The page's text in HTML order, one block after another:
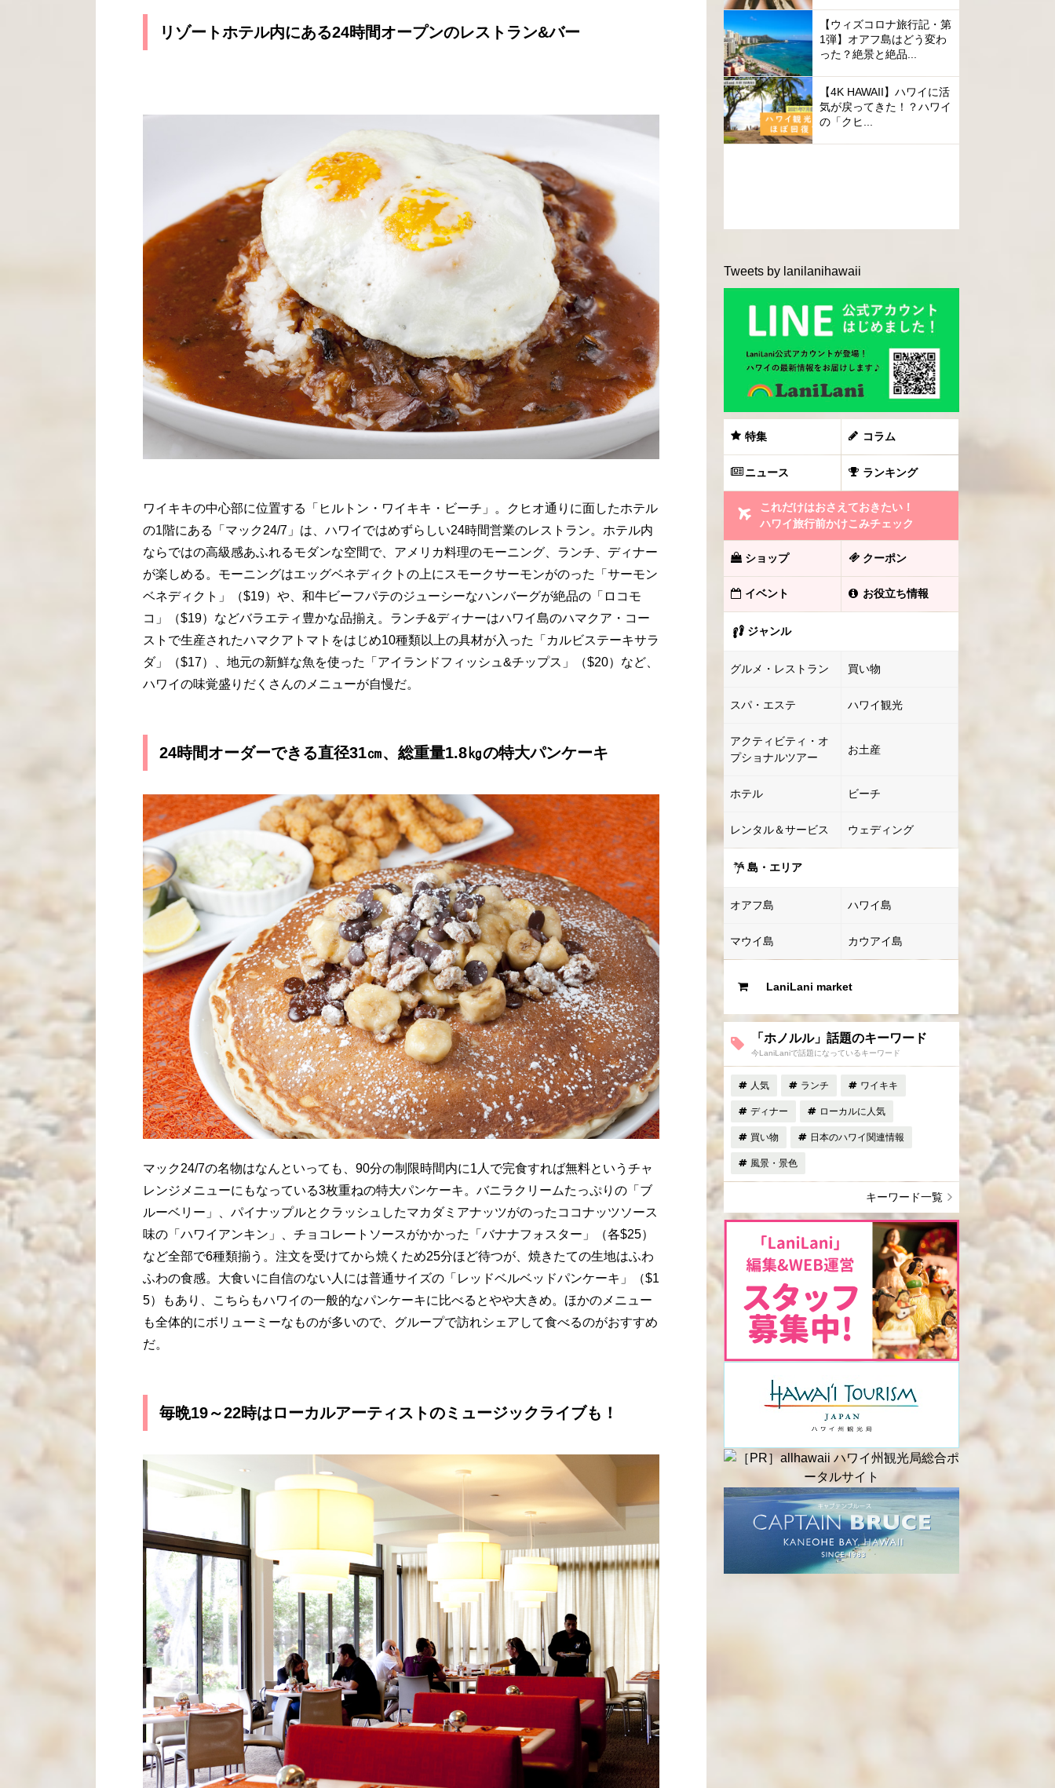
リゾートホテル内にある24時間オープンのレストラン&バー
ワイキキの中心部に位置する「ヒルトン・ワイキキ・ビーチ」。クヒオ通りに面したホテル
の1階にある「マック24/7」は、ハワイではめずらしい24時間営業のレストラン。ホテル内
ならではの高級感あふれるモダンな空間で、アメリカ料理のモーニング、ランチ、ディナー
が楽しめる。モーニングはエッグベネディクトの上にスモークサーモンがのった「サーモン
ベネディクト」（$19）や、和牛ビーフパテのジューシーなハンバーグが絶品の「ロコモ
コ」（$19）などバラエティ豊かな品揃え。ランチ&ディナーはハワイ島のハマクア・コー
ストで生産されたハマクアトマトをはじめ10種類以上の具材が入った「カルビステーキサラ
ダ」（$17）、地元の新鮮な魚を使った「アイランドフィッシュ&チップス」（$20）など、
ハワイの味覚盛りだくさんのメニューが自慢だ。
24時間オーダーできる直径31㎝、総重量1.8㎏の特大パンケーキ
マック24/7の名物はなんといっても、90分の制限時間内に1人で完食すれば無料というチャ
レンジメニューにもなっている3枚重ねの特大パンケーキ。バニラクリームたっぷりの「ブ
ルーベリー」、パイナップルとクラッシュしたマカダミアナッツがのったココナッツソース
味の「ハワイアンキン」、チョコレートソースがかかった「バナナフォスター」（各$25）
など全部で6種類揃う。注文を受けてから焼くため25分ほど待つが、焼きたての生地はふわ
ふわの食感。大食いに自信のない人には普通サイズの「レッドベルベッドパンケーキ」（$1
5）もあり、こちらもハワイの一般的なパンケーキに比べるとやや大きめ。ほかのメニュー
も全体的にボリューミーなものが多いので、グループで訪れシェアして食べるのがおすすめ
だ。
毎晩19～22時はローカルアーティストのミュージックライブも！
【ウィズコロナ旅行記・第
1弾】オアフ島はどう変わ
った？絶景と絶品...
【4K HAWAII】ハワイに活
気が戻ってきた！？ハワイ
の「クヒ...
Tweets by lanilanihawaii
特集 コラム
ニュース ランキング
これだけはおさえておきたい！
ハワイ旅行前かけこみチェック
ショップ クーポン
イベント お役立ち情報
ジャンル
グルメ・レストラン 買い物
スパ・エステ ハワイ観光
アクティビティ・オ
プショナルツアー
お土産
ホテル ビーチ
レンタル＆サービス ウェディング
島・エリア
オアフ島 ハワイ島
マウイ島 カウアイ島
LaniLani market
「ホノルル」話題のキーワード
今LaniLaniで話題になっているキーワード
人気 ランチ ワイキキ
ディナー ローカルに人気
買い物 日本のハワイ関連情報
風景・景色
キーワード一覧